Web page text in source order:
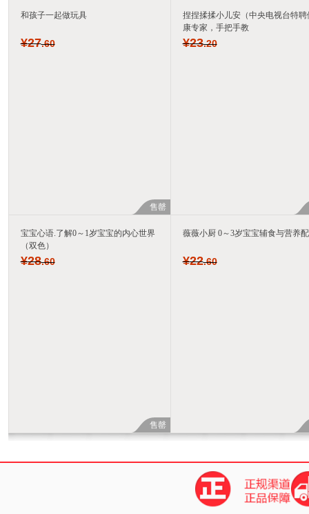
和孩子一起做玩具
¥27.60
售罄
捏捏揉揉小儿安（中央电视台特聘
康专家，手把手教
¥23.20
宝宝心语.了解0～1岁宝宝的内心世界
（双色）
¥28.60
售罄
薇薇小厨 0～3岁宝宝辅食与营养
¥22.60